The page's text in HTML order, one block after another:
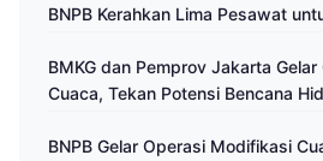
BNPB Kerahkan Lima Pesawat
BMKG dan Pemprov Jakarta
Cuaca, Tekan Potensi Bencana
BNPB Gelar Operasi Modifikasi